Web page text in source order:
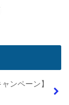
ンペーン】